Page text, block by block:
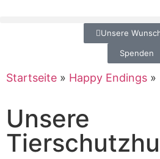
Unsere
Spenden
Startseite » Happy Endings »
Unsere